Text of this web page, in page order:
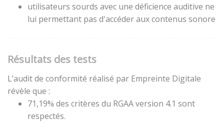
utilisateurs sourds avec une déficience auditive ne
lui permettant pas d'accéder aux contenus sonore
Résultats des tests
L’audit de conformité réalisé par Empreinte Digitale
révèle que :
71,19% des critères du RGAA version 4.1 sont
respectés.